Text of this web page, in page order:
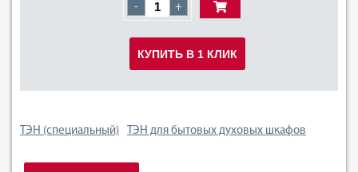
- +
КУПИТЬ В 1 КЛИК
ТЭН (специальный) ТЭН для бытовых духовых шкафов